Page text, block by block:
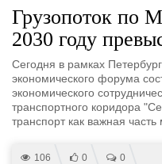
Грузопоток по
2030 году
Сегодня в рамках
экономического форума
экономического
транспортного коридора
транспорт как важная
106 0 0